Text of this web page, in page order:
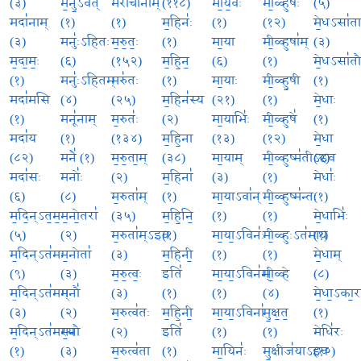
(३)
मदा॑नाम्
(३)
म॒दा॒मः॒
(१)
मदा॑मसि
(१)
मदा॑य
(८२)
मदा॑सः
(६)
म॒दि॒न्ऽत॒म॒
(५)
म॒दिन्ऽत॑मः
(९)
म॒दिन्ऽत॑मम्
(३)
म॒दिन्ऽत॑मस्य
(१)
म॒नु॒ऽवत्
(१)
मनुः॑ऽहितः
(६)
मनुः॑ऽहितम्
(४)
मनू॑नाम्
(१)
मनै॑ (१)
मनोः॑
(८)
म॒नो॒तरा॑
(२)
म॒नोता॑
(३)
मनौ॑
(२)
म॒नौ
(३)
मरी॑चीनाम्
(१)
म॒रु॒तः॒
(१५२)
मरु॑तः
(२५)
म॒रुतः॑
(१३४)
म॒रु॒ता॒म्
(२)
म॒रुता॑म्
(३५)
म॒रुता॑म्ऽइव
(३)
म॒रु॒त्वः॒
(३)
म॒रुत्व॑तः
(२)
म॒रुत्व॑ता
(११८)
म॒हिनः॑
(१)
म॒हि॒न॒
(१)
म॒हिन॑स्य
(२)
म॒हि॒ना
(३८)
म॒हिना॑
(१)
म॒हि॒नि॒
(१)
म॒हिनी॒
इति॑
(१)
म॒हि॒नी॒
इति॑
(१)
मा॒य॒वः
(१)
मा॒या
(६)
मा॒याः
(२१)
मा॒याभिः॑
(१३)
मा॒याम्
(३)
मा॒याऽवा॑न्
(१)
मा॒या॒ऽविनः॑
(१)
मा॒या॒ऽविन॑म्
(१)
मा॒या॒ऽविना॑
(१)
मा॒यिनः॑
मी॒ळ्हुषः॑
(१२)
मी॒ळ्हुषा॑म्
(१)
मी॒ळ्हु॒षी
(१)
मी॒ळ्हुषे॑
(१२)
मी॒ळ्हुष्म॑तीऽइव
(१)
मी॒ळ्हुष्म॑न्तः
(१)
मी॒ळ्हुःऽत॑माय
(१)
मी॒ळ्हे
(४)
मु॒क्ष॒त॒
(१)
मु॒क्षीज॑याऽइव
(५)
मे॒धऽसा॑ता
(३)
मे॒धऽसा॑तौ
(१)
मे॒धाः
(१)
मे॒धा
(२)
मेधाः॑
(१)
मे॒धाभिः॑
(१)
मे॒धाम्
(८)
(१)
मेधि॑रः
(१०)